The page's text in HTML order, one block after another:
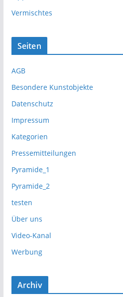
Vermischtes
Seiten
AGB
Besondere Kunstobjekte
Datenschutz
Impressum
Kategorien
Pressemitteilungen
Pyramide_1
Pyramide_2
testen
Über uns
Video-Kanal
Werbung
Archiv